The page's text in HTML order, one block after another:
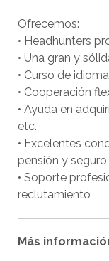
Ofrecemos:
• Headhunters
• Una gran y
• Curso de
• Cooperación
• Ayuda en
etc.
• Excelentes
pensión y seguro
• Soporte
reclutamiento
Más